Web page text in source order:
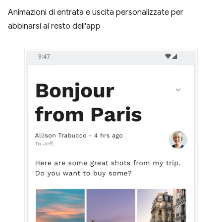
Animazioni di entrata e uscita personalizzate per
abbinarsi al resto dell'app